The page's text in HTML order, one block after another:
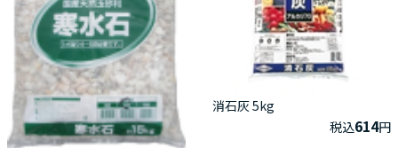
消石灰 5kg
税込614円